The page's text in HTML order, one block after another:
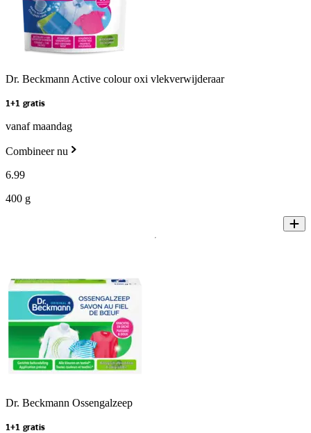
Dr. Beckmann Active colour oxi vlekverwijderaar
1+1 gratis
vanaf maandag
Combineer nu
6.99
400 g
Dr. Beckmann Ossengalzeep
1+1 gratis